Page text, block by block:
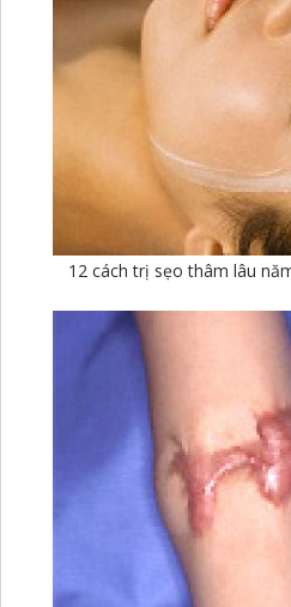
12 cách trị sẹo thâm lâu